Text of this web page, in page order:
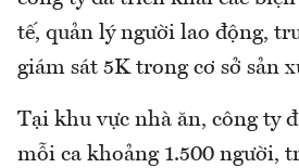
tế, quản lý người lao động,
giám sát 5K trong cơ sở sản
Tại khu vực nhà ăn, công ty
mỗi ca khoảng 1.500 người,